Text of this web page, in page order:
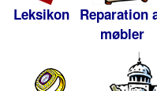
Leksikon Reparation
møbler